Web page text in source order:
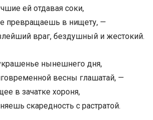
отдавая соки,
в нищету, —
враг, бездушный и жестокий.
нынешнего дня,
весны глашатай, —
хороня,
с растратой.